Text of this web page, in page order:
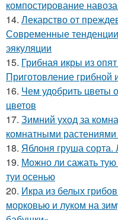
компостирование
14. Лекарство от
Современные
эякуляции
15. Грибная икры из
Приготовление грибной
16. Чем удобрить цветы
цветов
17. Зимний уход за
комнатными
18. Яблоня груша сорта.
19. Можно ли сажать
туи осенью
20. Икра из белых
морковью и луком на